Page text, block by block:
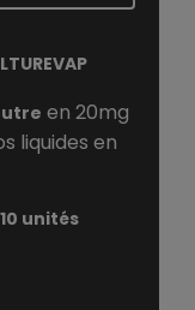
en 20mg
liquides en
unités